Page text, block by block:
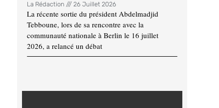
La Rédaction 26 Juillet 2026
La récente sortie du président Abdelmadjid
Tebboune, lors de sa rencontre avec la
communauté nationale à Berlin le 16 juillet
2026, a relancé un débat